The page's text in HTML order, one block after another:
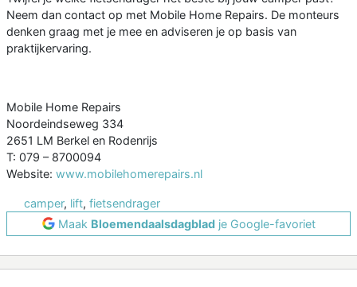
Neem dan contact op met Mobile Home Repairs. De monteurs
denken graag met je mee en adviseren je op basis van
praktijkervaring.
Mobile Home Repairs
Noordeindseweg 334
2651 LM Berkel en Rodenrijs
T: 079 – 8700094
Website: www.mobilehomerepairs.nl
camper, lift, fietsendrager
Maak Bloemendaalsdagbladje Google-favoriet